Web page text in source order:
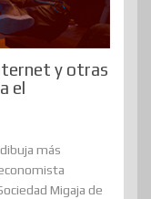
y otras
el
más
Migaja de